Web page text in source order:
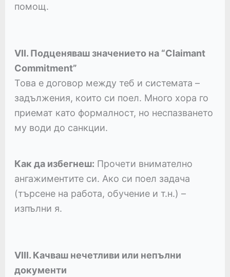
помощ.
VII. Подценяваш значението на “Claimant
Commitment”
Това е договор между теб и системата –
задължения, които си поел. Много хора го
приемат като формалност, но неспазването
му води до санкции.
Как да избегнеш: Прочети внимателно
ангажиментите си. Ако си поел задача
(търсене на работа, обучение и т.н.) –
изпълни я.
VIII. Качваш нечетливи или непълни
документи